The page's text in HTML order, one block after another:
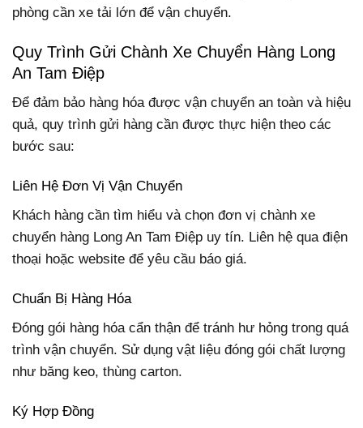
phòng cần xe tải lớn để vận chuyển.
Quy Trình Gửi Chành Xe Chuyển Hàng Long
An Tam Điệp
Để đảm bảo hàng hóa được vận chuyển an toàn và hiệu
quả, quy trình gửi hàng cần được thực hiện theo các
bước sau:
Liên Hệ Đơn Vị Vận Chuyển
Khách hàng cần tìm hiểu và chọn đơn vị chành xe
chuyển hàng Long An Tam Điệp uy tín. Liên hệ qua điện
thoại hoặc website để yêu cầu báo giá.
Chuẩn Bị Hàng Hóa
Đóng gói hàng hóa cẩn thận để tránh hư hỏng trong quá
trình vận chuyển. Sử dụng vật liệu đóng gói chất lượng
như băng keo, thùng carton.
Ký Hợp Đồng